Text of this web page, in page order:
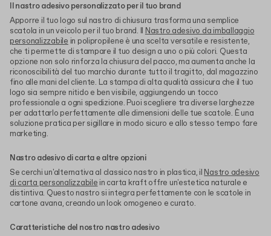
Il nastro adesivo personalizzato per il tuo brand
Apporre il tuo logo sul nastro di chiusura trasforma una semplice
scatola in un veicolo per il tuo brand. Il Nastro adesivo da imballaggio
personalizzabile in polipropilene è una scelta versatile e resistente,
che ti permette di stampare il tuo design a uno o più colori. Questa
opzione non solo rinforza la chiusura del pacco, ma aumenta anche la
riconoscibilità del tuo marchio durante tutto il tragitto, dal magazzino
fino alle mani del cliente. La stampa di alta qualità assicura che il tuo
logo sia sempre nitido e ben visibile, aggiungendo un tocco
professionale a ogni spedizione. Puoi scegliere tra diverse larghezze
per adattarlo perfettamente alle dimensioni delle tue scatole. È una
soluzione pratica per sigillare in modo sicuro e allo stesso tempo fare
marketing.
Nastro adesivo di carta e altre opzioni
Se cerchi un'alternativa al classico nastro in plastica, il Nastro adesivo
di carta personalizzabile in carta kraft offre un'estetica naturale e
distintiva. Questo nastro si integra perfettamente con le scatole in
cartone avana, creando un look omogeneo e curato.
Caratteristiche del nostro nastro adesivo